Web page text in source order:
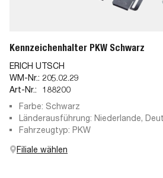
Kennzeichenhalter PKW Schwarz
ERICH UTSCH
WM-Nr.: 205.02.29
Art-Nr.:
188200
Farbe: Schwarz
Länderausführung: Niederlande,
Fahrzeugtyp: PKW
Filiale wählen